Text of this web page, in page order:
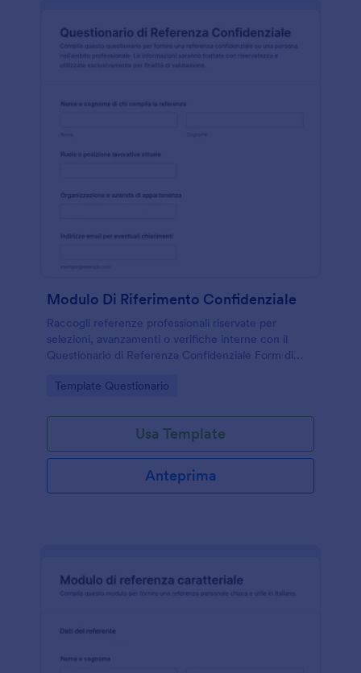
Modulo Di Riferimento Confidenziale
Raccogli referenze professionali riservate per
selezioni, avanzamenti o verifiche interne con il
Questionario di Referenza Confidenziale Form di
facile da condividere online.
Go to Category:
Template Questionario
Usa Template
Anteprima